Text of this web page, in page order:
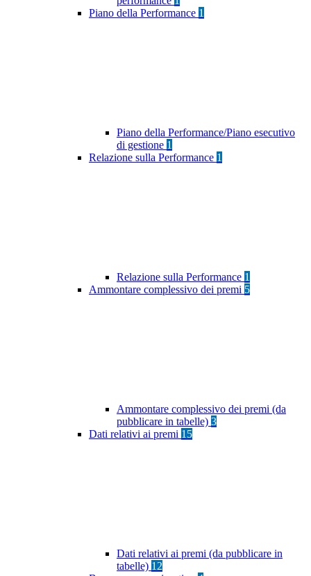
Piano della Performance 1
Piano della Performance/Piano esecutivo
di gestione 1
Relazione sulla Performance 1
Relazione sulla Performance 1
Ammontare complessivo dei premi 5
Ammontare complessivo dei premi (da
pubblicare in tabelle) 3
Dati relativi ai premi 15
Dati relativi ai premi (da pubblicare in
tabelle) 12